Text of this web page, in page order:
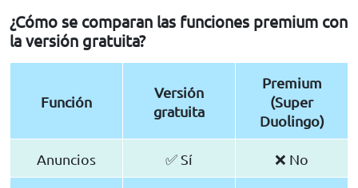
¿Cómo se comparan las funciones premium con
la versión gratuita?
Función
Versión
gratuita
Premium
(Super
Duolingo)
Anuncios ✅ Sí ❌ No